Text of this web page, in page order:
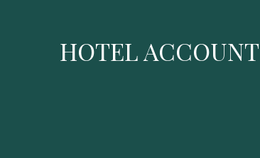
HOTEL ACCOUNT